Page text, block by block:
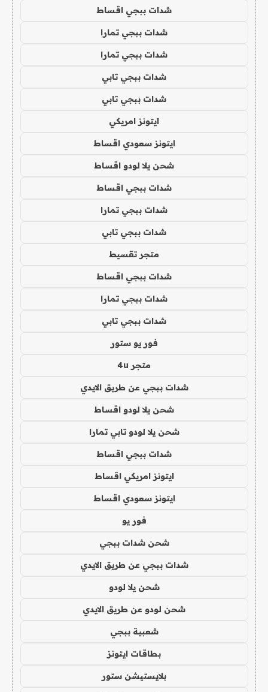
شدات ببجي اقساط
شدات ببجي تمارا
شدات ببجي تمارا
شدات ببجي تابي
شدات ببجي تابي
ايتونز امريكي
ايتونز سعودي اقساط
شحن يلا لودو اقساط
شدات ببجي اقساط
شدات ببجي تمارا
شدات ببجي تابي
متجر تقسيط
شدات ببجي اقساط
شدات ببجي تمارا
شدات ببجي تابي
فور يو ستور
متجر 4u
شدات ببجي عن طريق الايدي
شحن يلا لودو اقساط
شحن يلا لودو تابي تمارا
شدات ببجي اقساط
ايتونز امريكي اقساط
ايتونز سعودي اقساط
فور يو
شحن شدات ببجي
شدات ببجي عن طريق الايدي
شحن يلا لودو
شحن لودو عن طريق الايدي
شعبية ببجي
بطاقات ايتونز
بلايستيشن ستور